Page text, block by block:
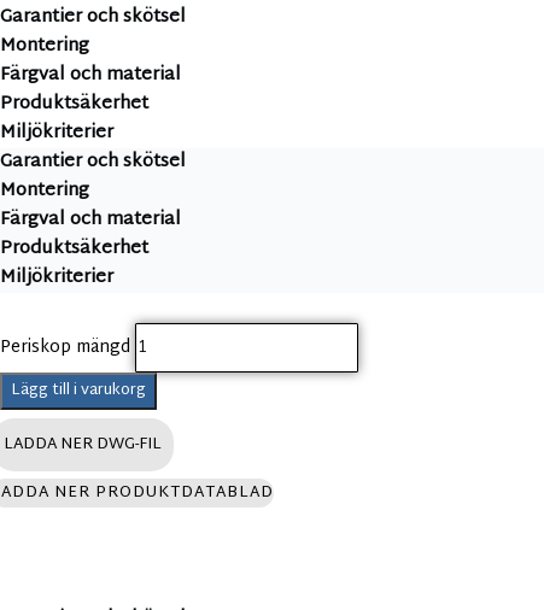
Garantier och skötsel
Montering
Färgval och material
Produktsäkerhet
Miljökriterier
Garantier och skötsel
Montering
Färgval och material
Produktsäkerhet
Miljökriterier
Periskop mängd
Lägg till i varukorg
LADDA NER DWG-FIL
NER PRODUKTDATABLAD